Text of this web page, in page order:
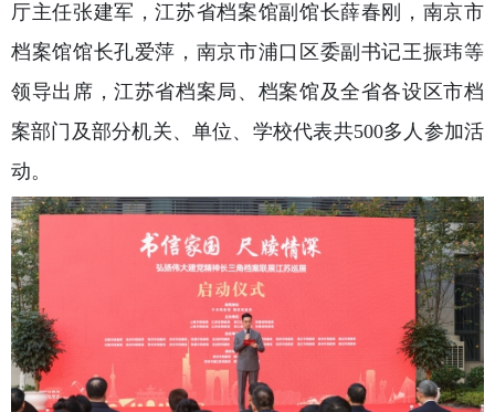
厅主任张建军，江苏省档案馆副馆长薛春刚，南京市
档案馆馆长孔爱萍，南京市浦口区委副书记王振玮等
领导出席，江苏省档案局、档案馆及全省各设区市档
案部门及部分机关、单位、学校代表共500多人参加活
动。